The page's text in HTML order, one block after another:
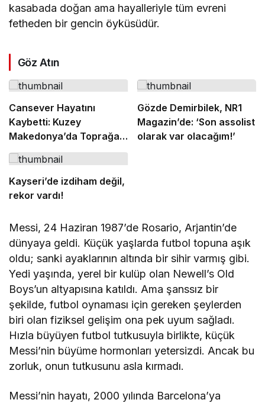
kasabada doğan ama hayalleriyle tüm evreni
fetheden bir gencin öyküsüdür.
Göz Atın
Cansever Hayatını
Kaybetti: Kuzey
Makedonya’da Toprağa
Verilecek
Gözde Demirbilek, NR1
Magazin’de: ‘Son assolist
olarak var olacağım!’
Kayseri’de izdiham değil,
rekor vardı!
Messi, 24 Haziran 1987’de Rosario, Arjantin’de
dünyaya geldi. Küçük yaşlarda futbol topuna aşık
oldu; sanki ayaklarının altında bir sihir varmış gibi.
Yedi yaşında, yerel bir kulüp olan Newell’s Old
Boys’un altyapısına katıldı. Ama şanssız bir
şekilde, futbol oynaması için gereken şeylerden
biri olan fiziksel gelişim ona pek uyum sağladı.
Hızla büyüyen futbol tutkusuyla birlikte, küçük
Messi’nin büyüme hormonları yetersizdi. Ancak bu
zorluk, onun tutkusunu asla kırmadı.
Messi’nin hayatı, 2000 yılında Barcelona’ya